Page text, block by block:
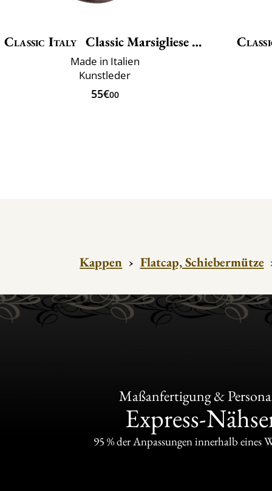
Classic Italy Classic Marsigliese Vegan
Made in Italien
Kunstleder
55€00
Kappen › Flatcap, Schiebermütze
Maßanfertigung &
Express-
95 % der Anpassungen innerhalb eines